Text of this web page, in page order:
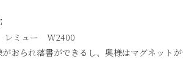
レミュー W2400
おられ落書ができるし、奥様はマグネット